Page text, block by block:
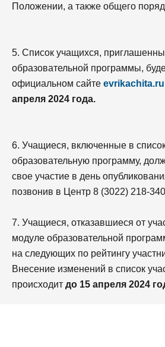
Положении, а также общего
5. Список учащихся,
образовательной программы,
официальном сайте evrikachita.ru
апреля 2024 года.
6. Учащиеся, включенные в
образовательную программу,
свое участие в день
позвонив в Центр 8 (3022) 218-
7. Учащиеся, отказавшиеся от
модуле образовательной
на следующих по рейтингу
Внесение изменений в список
происходит до 15 апреля 2024